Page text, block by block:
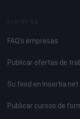
FAQ's empresas
Publicar ofertas de
Su feed en Insertia.net
Publicar cursos de